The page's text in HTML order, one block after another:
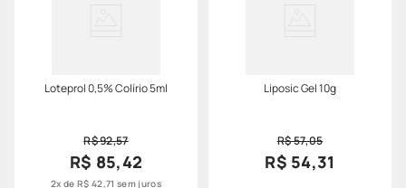
Loteprol 0,5% Colírio 5ml
R$ 92,57
R$ 85,42
2x deR$ 42,71 sem juros
Liposic Gel 10g
R$ 57,05
R$ 54,31